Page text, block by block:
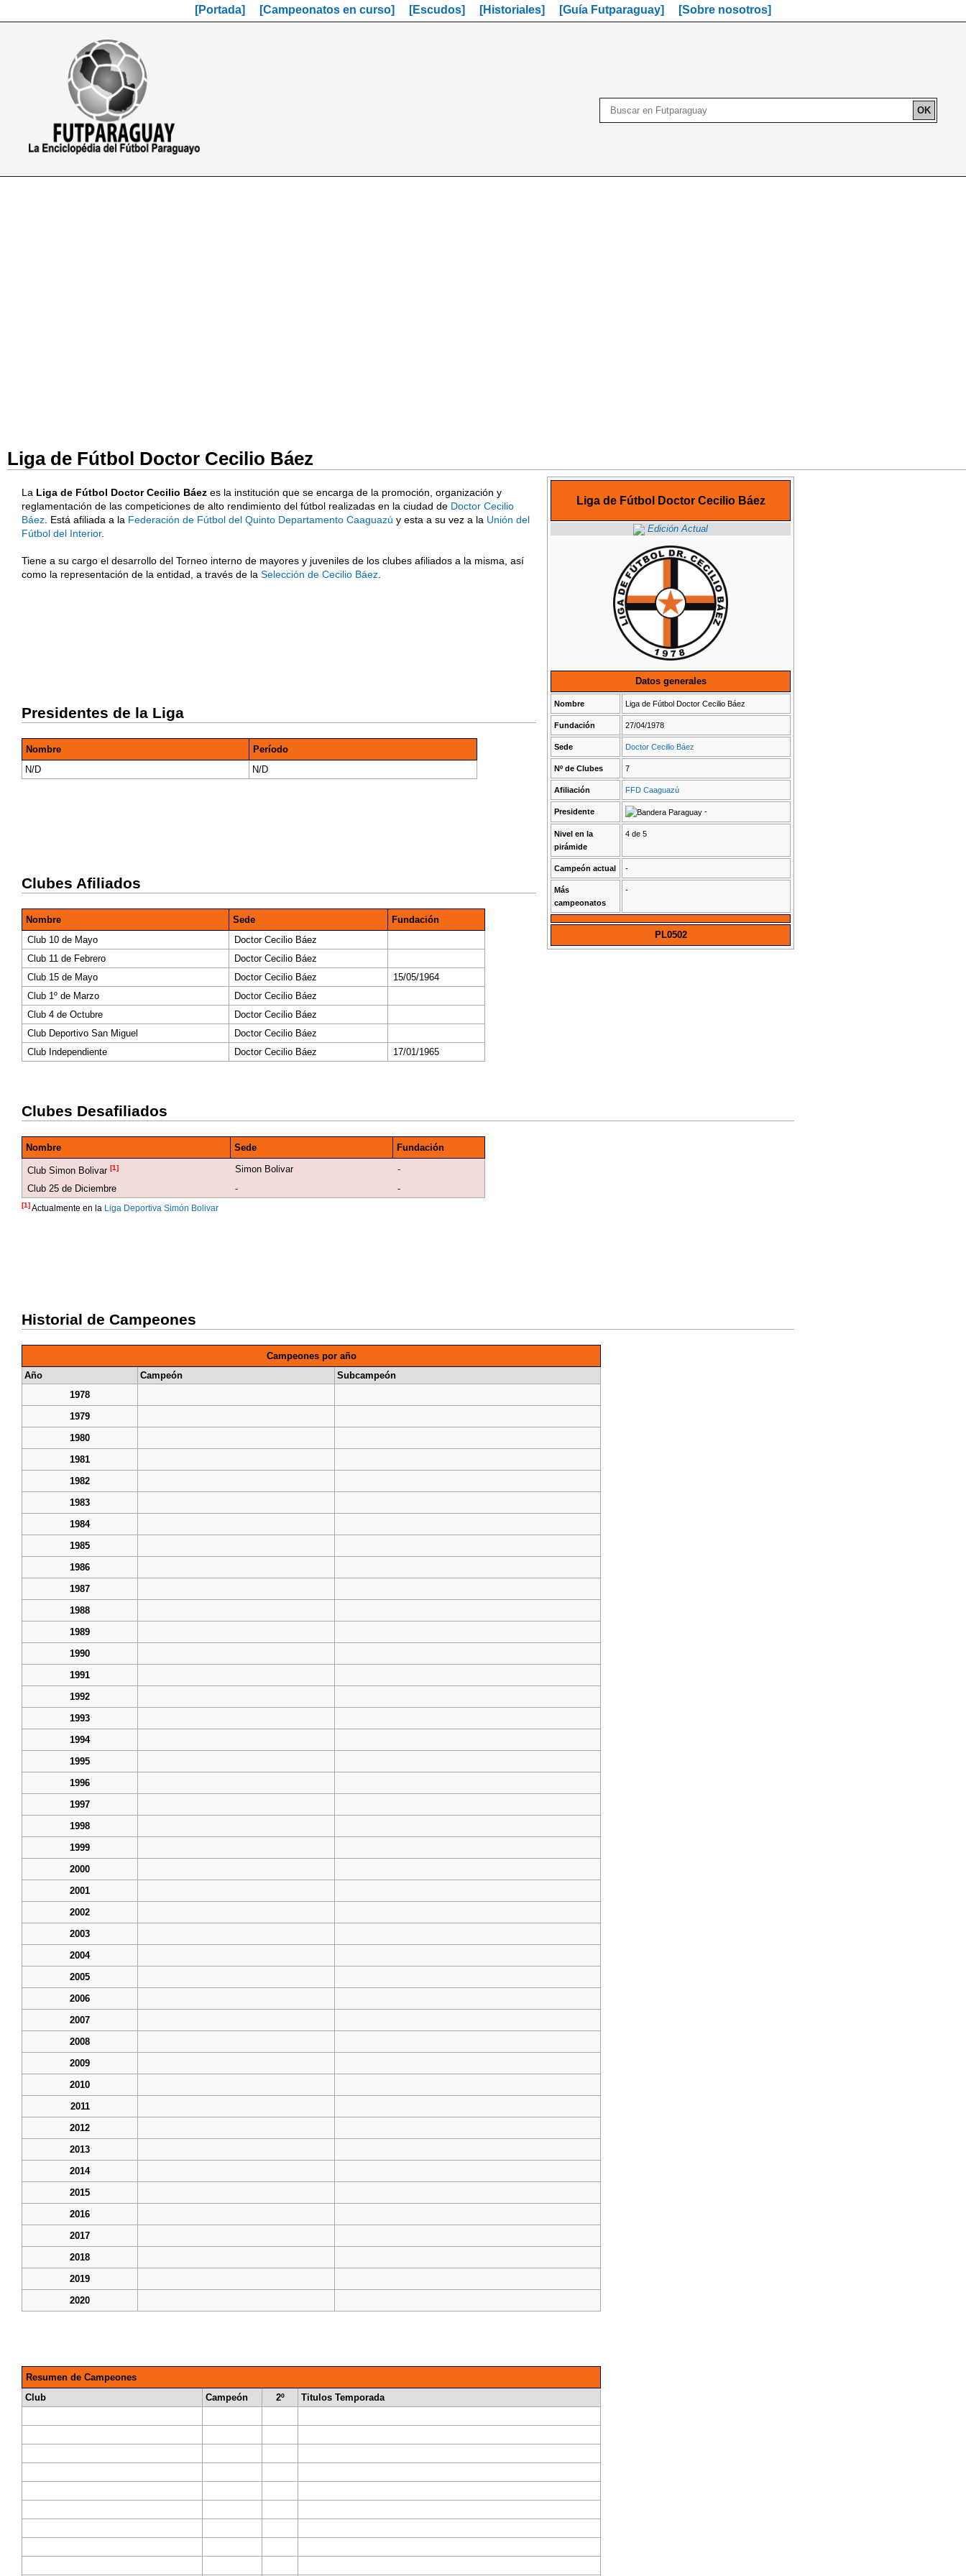
[Portada] [Campeonatos en curso] [Escudos] [Historiales] [Guía Futparaguay] [Sobre nosotros]
Liga de Fútbol Doctor Cecilio Báez
Liga de Fútbol Doctor Cecilio Báez
Edición Actual
Datos generales
Nombre Liga de Fútbol Doctor Cecilio Báez
Fundación 27/04/1978
Sede Doctor Cecilio Báez
Nº de Clubes 7
Afiliación FFD Caaguazú
Presidente -
Nivel en la
pirámide
4 de 5
Campeón actual -
Más
campeonatos
-
PL0502
La Liga de Fútbol Doctor Cecilio Báez es la institución que se encarga de la promoción, organización y
reglamentación de las competiciones de alto rendimiento del fútbol realizadas en la ciudad de Doctor Cecilio
Báez . Está afiliada a la Federación de Fútbol del Quinto Departamento Caaguazú y esta a su vez a la Unión del
Fútbol del Interior.
Tiene a su cargo el desarrollo del Torneo interno de mayores y juveniles de los clubes afiliados a la misma, así
como la representación de la entidad, a través de la Selección de Cecilio Báez
Presidentes de la Liga
Nombre
Período
N/D
N/D
Clubes Afiliados
Nombre Sede
Fundación
Club 10 de Mayo
Doctor Cecilio Báez
Club 11 de Febrero
Doctor Cecilio Báez
Club 15 de Mayo
Doctor Cecilio Báez
15/05/1964
Club 1º de Marzo
Doctor Cecilio Báez
Club 4 de Octubre
Doctor Cecilio Báez
Club Deportivo San Miguel
Doctor Cecilio Báez
Club Independiente
Doctor Cecilio Báez 17/01/1965
Clubes Desafiliados
Nombre Sede Fundación
Club Simon Bolivar [1] Simon Bolivar
-
Club 25 de Diciembre
- -
[1]Actualmente en la Liga Deportiva Simón Bolivar
Historial de Campeones
Campeones por año
Año
Campeón
Subcampeón
1978
1979
1980
1981
1982
1983
1984
1985
1986
1987
1988
1989
1990
1991
1992
1993
1994
1995
1996
1997
1998
1999
2000
2001
2002
2003
2004
2005
2006
2007
2008
2009
2010
2011
2012
2013
2014
2015
2016
2017
2018
2019
2020
Resumen de Campeones
Club
Campeón 2º Titulos Temporada